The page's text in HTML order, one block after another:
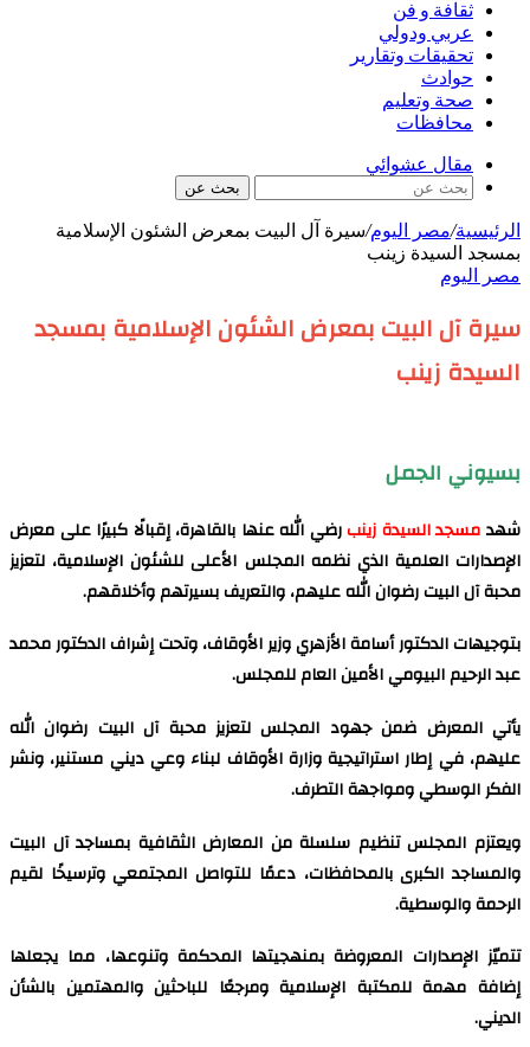
ثقافة و فن
عربي ودولي
تحقيقات وتقارير
حوادث
صحة وتعليم
محافظات
مقال عشوائي
بحث عن
الرئيسية/مصر اليوم/سيرة آل البيت بمعرض الشئون الإسلامية
بمسجد السيدة زينب
مصر اليوم
سيرة آل البيت بمعرض الشئون الإسلامية بمسجد
السيدة زينب
بسيوني الجمل
شهدمسجد السيدة زينبرضي الله عنها بالقاهرة، إقبالًا كبيرًا على معرض
الإصدارات العلمية الذي نظمه المجلس الأعلى للشئون الإسلامية، لتعزيز
محبة آل البيت رضوان الله عليهم، والتعريف بسيرتهم وأخلاقهم.
بتوجيهات الدكتور أسامة الأزهري وزير الأوقاف، وتحت إشراف الدكتور محمد
عبد الرحيم البيومي الأمين العام للمجلس.
يأتي المعرض ضمن جهود المجلس لتعزيز محبة آل البيت رضوان الله
عليهم، في إطار استراتيجية وزارة الأوقاف لبناء وعي ديني مستنير، ونشر
الفكر الوسطي ومواجهة التطرف.
ويعتزم المجلس تنظيم سلسلة من المعارض الثقافية بمساجد آل البيت
والمساجد الكبرى بالمحافظات، دعمًا للتواصل المجتمعي وترسيخًا لقيم
الرحمة والوسطية.
تتميّز الإصدارات المعروضة بمنهجيتها المحكمة وتنوعها، مما يجعلها
إضافة مهمة للمكتبة الإسلامية ومرجعًا للباحثين والمهتمين بالشأن
الديني.